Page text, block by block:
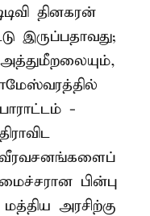
தினகரன்
இருப்பதாவது;
-
வீரவசனங்களைப்
பின்பு
அரசிற்கு